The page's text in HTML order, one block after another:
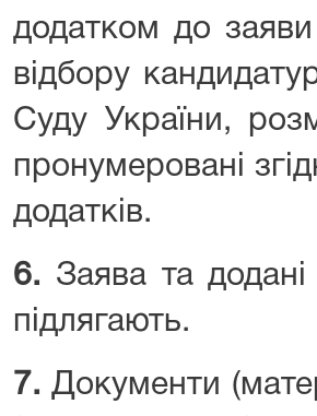
додатком до
відбору
Суду України,
пронумеровані
додатків.
6. Заява та
підлягають.
7. Документи